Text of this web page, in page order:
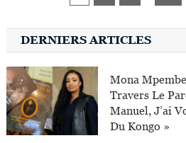
DERNIERS ARTICLES
Mona
Travers Le
Manuel, J’ai
Du Kongo »